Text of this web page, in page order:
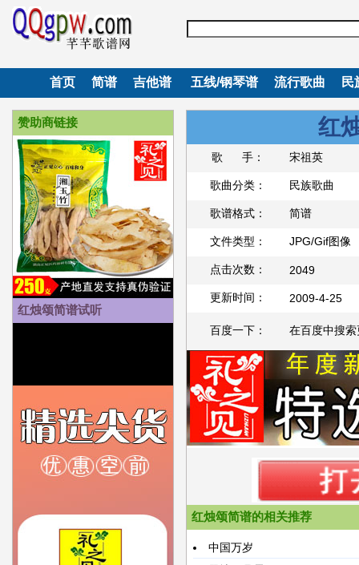
首页 简谱 吉他谱 五线/钢琴谱 流行歌曲 民
赞助商链接
红烛颂简谱试听
红
歌 手： 宋祖英
歌曲分类： 民族歌曲
歌谱格式： 简谱
文件类型： JPG/Gif图像
点击次数： 2049
更新时间： 2009-4-25
百度一下： 在百度中搜
红烛颂简谱的相关推荐
中国万岁